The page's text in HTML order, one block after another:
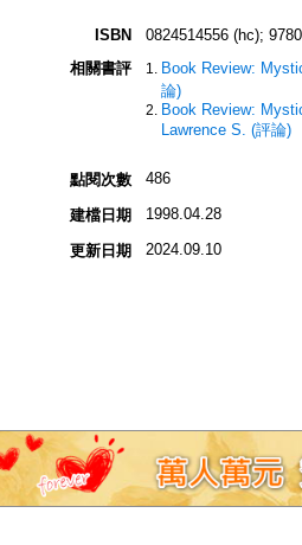
ISBN
0824514556 (hc);
相關書評
Book Review:
論)
Book Review:
Lawrence S. (評論)
點閱次數 486
建檔日期 1998.04.28
更新日期 2024.09.10